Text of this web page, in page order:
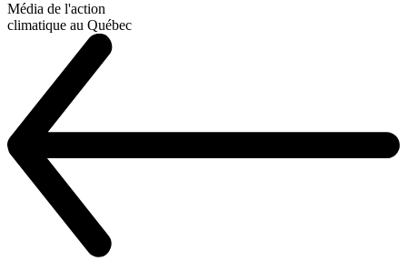
Média de l'action
climatique au Québec